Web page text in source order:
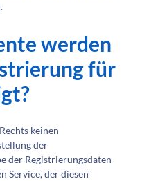
werden
für
keinen
der
der Registrierungsdaten
Service, der diesen